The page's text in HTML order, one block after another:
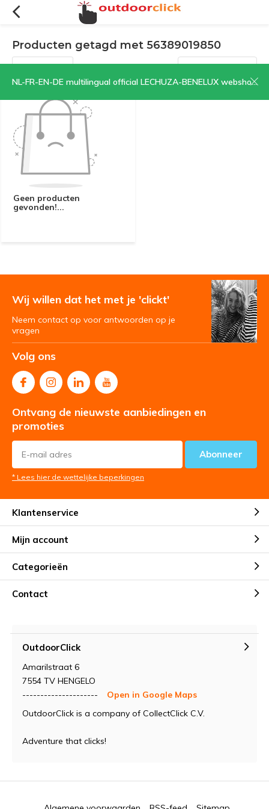
NL-FR-EN-DE multilingual official LECHUZA-BENELUX webshop | CLICK HERE NOW!
Producten getagd met 56389019850
Filters Sorteren op:
Geen producten
gevonden!...
Wij willen dat het met je 'clickt'
Neem contact op voor antwoorden op je
vragen
Volg ons
Ontvang de nieuwste aanbiedingen en
promoties
Abonneer
* Lees hier de wettelijke beperkingen
Klantenservice
Mijn account
Categorieën
Contact
OutdoorClick
Amarilstraat 6
7554 TV HENGELO
---------------------
Open in Google Maps
OutdoorClick is a company of CollectClick C.V.
Adventure that clicks!